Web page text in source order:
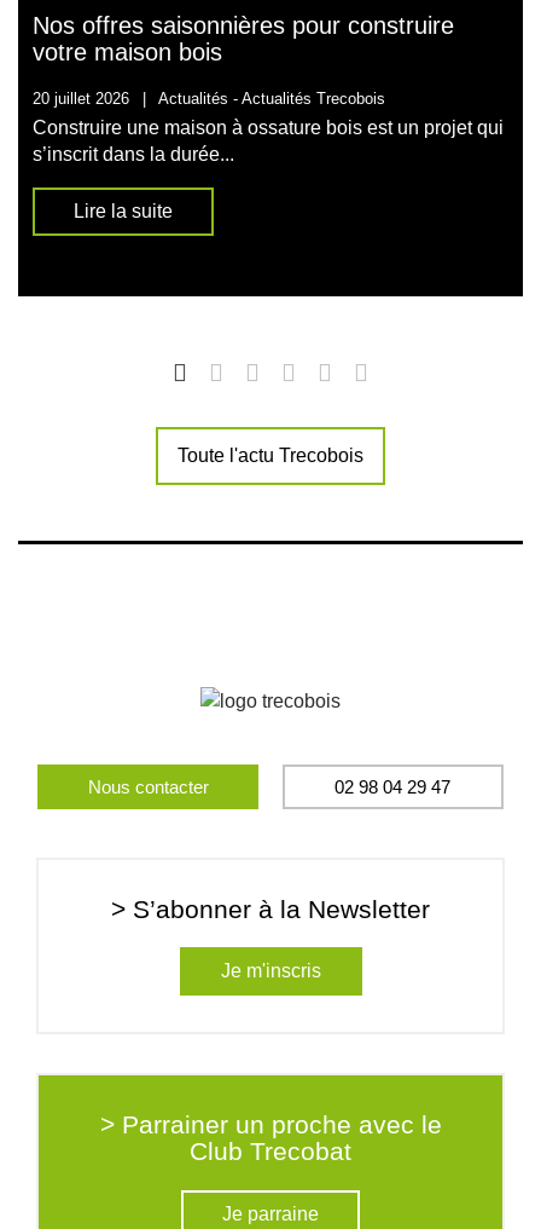
Nos offres saisonnières pour construire
votre maison bois
20 juillet 2026 | Actualités - Actualités Trecobois
Construire une maison à ossature bois est un projet qui
s’inscrit dans la durée...
Lire la suite
Toute l'actu Trecobois
Nous contacter 02 98 04 29 47
> S’abonner à la Newsletter
Je m'inscris
> Parrainer un proche avec le
Club Trecobat
Je parraine